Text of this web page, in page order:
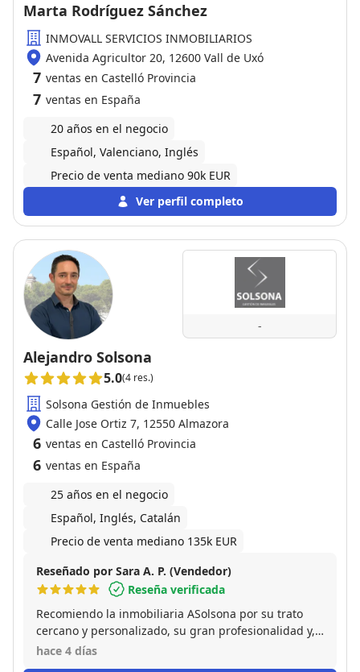
Marta Rodríguez Sánchez
INMOVALL SERVICIOS INMOBILIARIOS
Avenida Agricultor 20, 12600 Vall de Uxó
7 ventas en Castelló Provincia
7 ventas en España
20 años en el negocio
Español, Valenciano, Inglés
Precio de venta mediano 90k EUR
Ver perfil completo
-
Alejandro Solsona
5.0(4 res.)
Solsona Gestión de Inmuebles
Calle Jose Ortiz 7, 12550 Almazora
6 ventas en Castelló Provincia
6 ventas en España
25 años en el negocio
Español, Inglés, Catalán
Precio de venta mediano 135k EUR
Reseñado por Sara A. P. (Vendedor)
Reseña verificada
Recomiendo la inmobiliaria ASolsona por su trato
cercano y personalizado, su gran profesionalidad y,
especialmente, por la atención al detalle en cada
hace 4 días